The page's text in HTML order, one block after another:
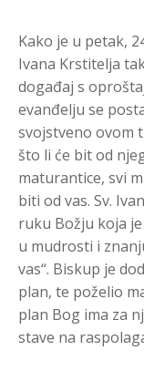
Kako je u petak,
Ivana Krstitelja
događaj s
evanđelju se
svojstveno ovom
što li će bit od
maturantice, svi
biti od vas. Sv.
ruku Božju koja
u mudrosti i
vas“. Biskup je
plan, te poželio
plan Bog ima za
stave na